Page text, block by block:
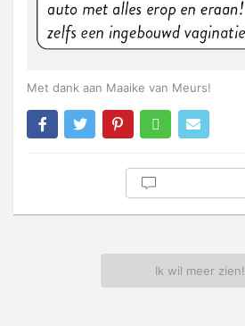
Met dank aan Maaike van Meurs!
Ik wil meer zien!